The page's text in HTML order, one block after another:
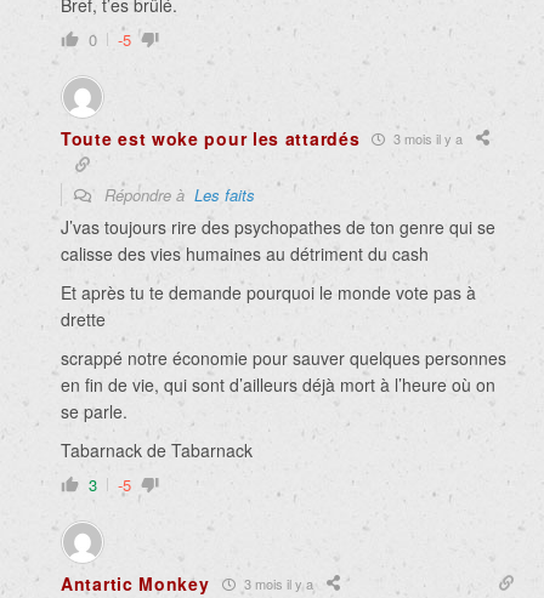
Bref, t’es brûlé.
0 -5
Toute est woke pour les attardés 3 mois il y a
Répondre à Les faits
J’vas toujours rire des psychopathes de ton genre qui se
calisse des vies humaines au détriment du cash
Et après tu te demande pourquoi le monde vote pas à
drette
scrappé notre économie pour sauver quelques personnes
en fin de vie, qui sont d’ailleurs déjà mort à l’heure où on
se parle.
Tabarnack de Tabarnack
3 -5
Antartic Monkey 3 mois il y a